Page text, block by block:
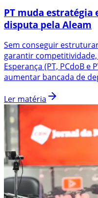
PT muda estratégia
disputa pela Aleam
Sem conseguir
garantir competitividade,
Esperança (PT, PCdoB
aumentar bancada de
Ler matéria